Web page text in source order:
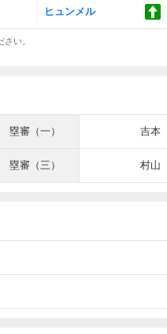
ヒュンメル
さい。
塁審（一） 吉本
塁審（三） 村山